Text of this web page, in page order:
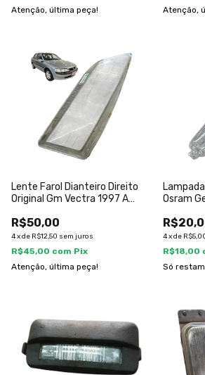
Atenção, última peça!
Atenção,
Lente Farol Dianteiro Direito
Original Gm Vectra 1997 A
R$50,00
4xde R$12,50 sem juros
R$45,00 com Pix
Atenção, última peça!
Osram
4xde
R$18,00
Só restam